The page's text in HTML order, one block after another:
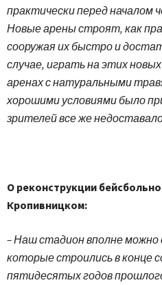
практически перед началом
Новые арены строят, как
сооружая их быстро и
случае, играть на этих
аренах с натуральными
хорошими условиями было
зрителей все же
О реконструкции
Кропивницком:
– Наш стадион вполне можно
которые строились в конце
пятидесятых годов